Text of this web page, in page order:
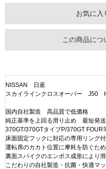
お気に入
この商品につ
NISSAN 日産
スカイラインクロスオーバー J50
国内自社製造 高品質で低価格
純正基準を上回る滑り止め 最短発送
370GT/370GTタイプP/370GT
床面固定フックに対応の専用リング
運転席のカカト位置に摩耗を防ぐた
裏面スパイクのエンボス成形により
こだわりの自社製造・抗菌・快適マッ